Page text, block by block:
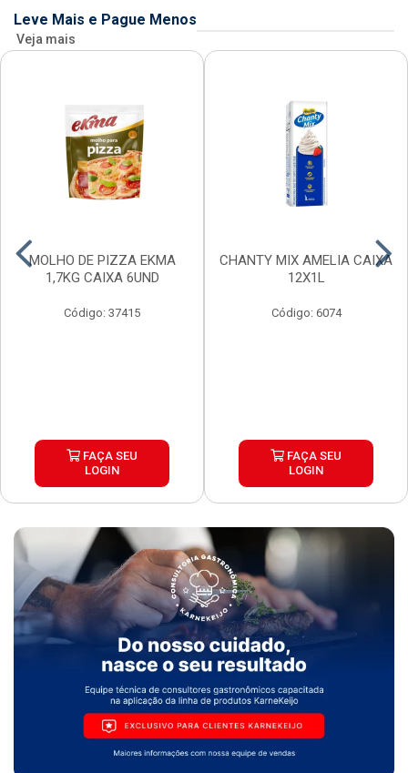
Leve Mais e Pague Menos
Veja mais
MOLHO DE PIZZA EKMA
1,7KG CAIXA 6UND
Código: 37415
FAÇA SEU
LOGIN
CHANTY MIX AMELIA CAIXA
12X1L
Código: 6074
FAÇA SEU
LOGIN